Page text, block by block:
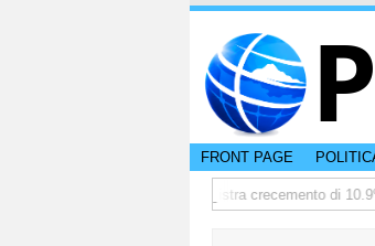
FRONT PAGE
TTW:Aruba ta registra crecemento di